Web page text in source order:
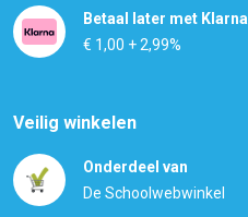
Betaal later met Klarna
€ 1,00 + 2,99%
Veilig winkelen
Onderdeel van
De Schoolwebwinkel